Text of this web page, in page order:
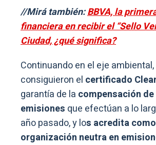
//Mirá también:BBVA, la
financiera en recibir el “Sello
Ciudad, ¿qué significa?
Continuando en el eje
consiguieron el certificado
garantía de la compensación
emisiones que efectúan a lo
año pasado, y los acredita
organización neutra en